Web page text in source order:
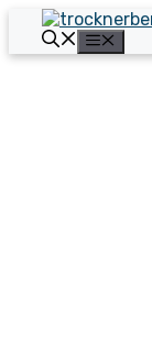
Zum
Inhalt
springen